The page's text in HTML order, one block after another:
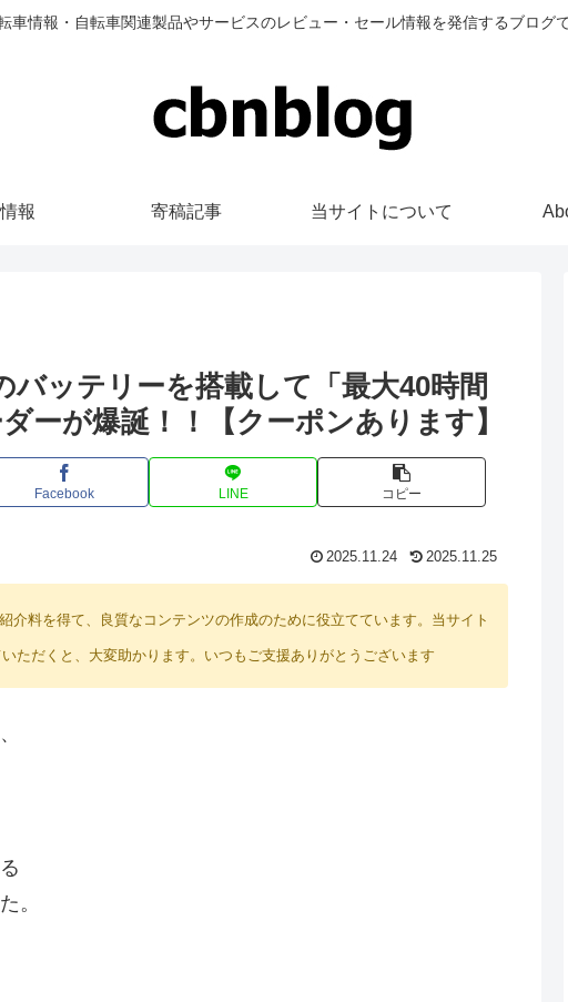
車情報・自転車関連製品やサービスのレビュー・セール情報を発信するブログ
報 寄稿記事 当サイトについて
バッテリーを搭載して「最大40時間
ーが爆誕！！【クーポンあります】
Facebook LINE コピー
2025.11.24 2025.11.25
介料を得て、良質なコンテンツの作成のために役立てています。当サイト
ただくと、大変助かります。いつもご支援ありがとうございます
。